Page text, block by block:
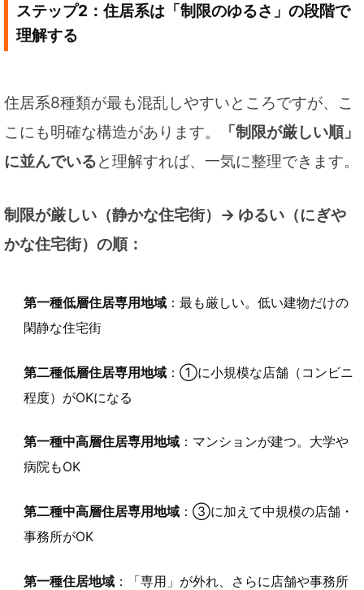
ステップ2：住居系は「制限のゆるさ」の段階で
理解する
住居系8種類が最も混乱しやすいところですが、こ
こにも明確な構造があります。
「制限が厳しい順」
に並んでいると理解すれば、一気に整理できます。
制限が厳しい（静かな住宅街）→ ゆるい（にぎや
かな住宅街）の順：
第一種低層住居専用地域：最も厳しい。低い建物だけの
閑静な住宅街
第二種低層住居専用地域：①に小規模な店舗（コンビニ
程度）がOKになる
第一種中高層住居専用地域：マンションが建つ。大学や
病院もOK
第二種中高層住居専用地域：③に加えて中規模の店舗・
事務所がOK
第一種住居地域：「専用」が外れ、さらに店舗や事務所